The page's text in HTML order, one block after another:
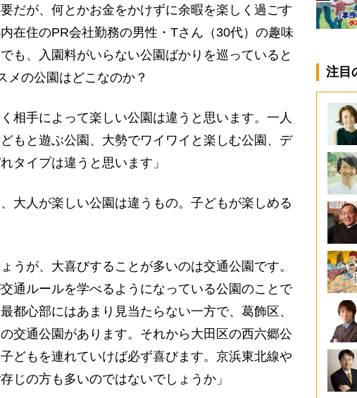
だが、何とかお金をかけずに余暇を楽しく過ごす
在住のPR会社勤務の男性・Tさん（30代）の趣味
も、入園料がいらない公園ばかりを巡っていると
メの公園はどこなのか？
相手によって楽しい公園は違うと思います。一人
もと遊ぶ公園、大勢でワイワイと楽しむ公園、デ
イプは違うと思います」
大人が楽しい公園は違うもの。子どもが楽しめる
うが、大喜びすることが多いのは交通公園です。
通ルールを学べるようになっている公園のことで
都心部にはあまり見当たらない一方で、葛飾区、
交通公園があります。それから大田区の西六郷公
どもを連れていけば必ず喜びます。京浜東北線や
じの方も多いのではないでしょうか」
注目